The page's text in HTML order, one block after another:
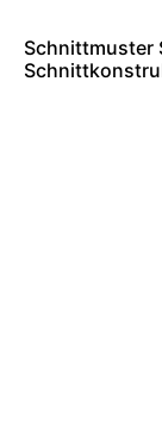
Schnittmuster